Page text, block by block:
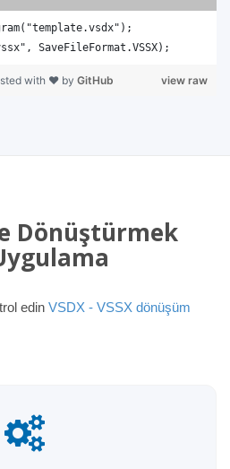
SaveFileFormat.VSSX);
view raw
with ❤ by GitHub
Dönüştürmek
edin VSDX - VSSX dönüşüm